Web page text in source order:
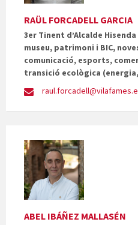
RAÜL FORCADELL GARCIA
3er Tinent d’Alcalde
museu, patrimoni i BIC,
comunicació, esports,
transició ecològica
ABEL IBÁÑEZ MALLASÉN